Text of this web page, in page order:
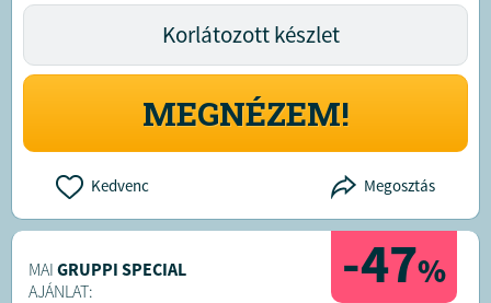
Korlátozott készlet
MEGNÉZEM!
Kedvenc Megosztás
-47%
MAI GRUPPI SPECIAL
AJÁNLAT: